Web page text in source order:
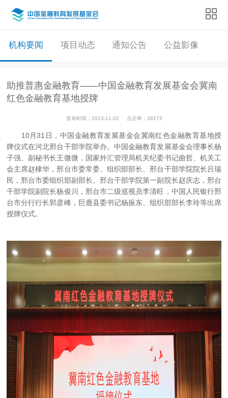
机构要闻 项目动态 通知公告 公益影像
助推普惠金融教育——中国金融教育发展基金会冀南
红色金融教育基地授牌
发布时间：2023-11-02 点击率：38273
10月31日，中国金融教育发展基金会冀南红色金融教育基地授
牌仪式在河北邢台干部学院举办。中国金融教育发展基金会理事长杨
子强、副秘书长王微微，国家外汇管理局机关纪委书记曲哲、机关工
会主席赵棣华，邢台市委常委、组织部部长、邢台干部学院院长吕瑞
民，邢台市委组织部副部长、邢台干部学院第一副院长赵庆志，邢台
干部学院副院长杨俊川，邢台市二级巡视员李清旺，中国人民银行邢
台市分行行长郭彦峰，巨鹿县委书记杨振东、组织部部长李玲等出席
授牌仪式。